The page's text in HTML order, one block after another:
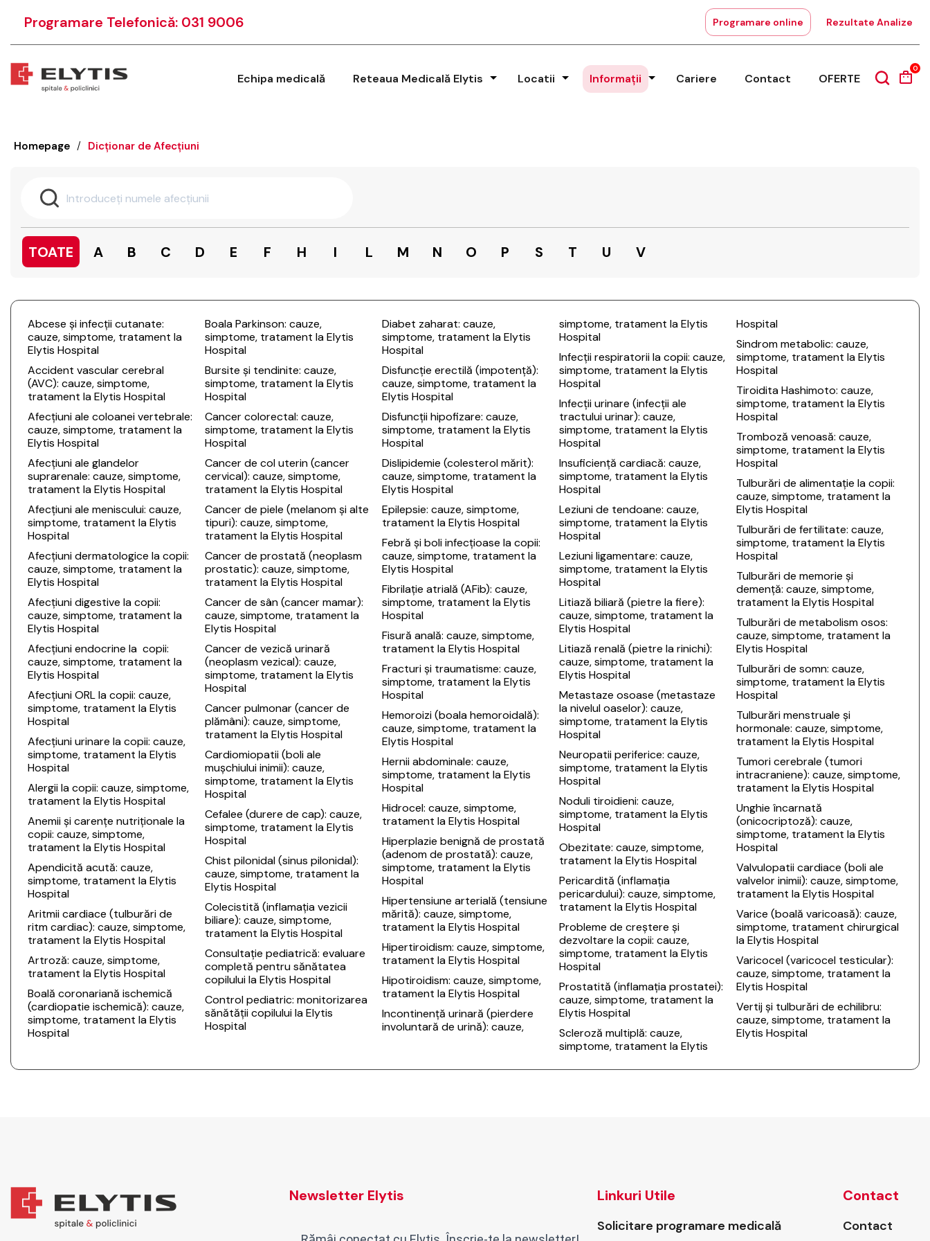
Programare Telefonică: 031 9006 Programare online Rezultate Analize
Echipa medicală Reteaua Medicală Elytis Locatii Informații Cariere Contact OFERTE
0
Homepage / Dicționar de Afecțiuni
TOATE A B C D E F H I L M N O P S T U V
Abcese și infecții cutanate:
cauze, simptome, tratament la
Elytis Hospital
Accident vascular cerebral
(AVC): cauze, simptome,
tratament la Elytis Hospital
Afecțiuni ale coloanei vertebrale:
cauze, simptome, tratament la
Elytis Hospital
Afecțiuni ale glandelor
suprarenale: cauze, simptome,
tratament la Elytis Hospital
Afecțiuni ale meniscului: cauze,
simptome, tratament la Elytis
Hospital
Afecțiuni dermatologice la copii:
cauze, simptome, tratament la
Elytis Hospital
Afecțiuni digestive la copii:
cauze, simptome, tratament la
Elytis Hospital
Afecțiuni endocrine la copii:
cauze, simptome, tratament la
Elytis Hospital
Afecțiuni ORL la copii: cauze,
simptome, tratament la Elytis
Hospital
Afecțiuni urinare la copii: cauze,
simptome, tratament la Elytis
Hospital
Alergii la copii: cauze, simptome,
tratament la Elytis Hospital
Anemii și carențe nutriționale la
copii: cauze, simptome,
tratament la Elytis Hospital
Apendicită acută: cauze,
simptome, tratament la Elytis
Hospital
Aritmii cardiace (tulburări de
ritm cardiac): cauze, simptome,
tratament la Elytis Hospital
Artroză: cauze, simptome,
tratament la Elytis Hospital
Boală coronariană ischemică
(cardiopatie ischemică): cauze,
simptome, tratament la Elytis
Hospital
Boala Parkinson: cauze,
simptome, tratament la Elytis
Hospital
Bursite și tendinite: cauze,
simptome, tratament la Elytis
Hospital
Cancer colorectal: cauze,
simptome, tratament la Elytis
Hospital
Cancer de col uterin (cancer
cervical): cauze, simptome,
tratament la Elytis Hospital
Cancer de piele (melanom și alte
tipuri): cauze, simptome,
tratament la Elytis Hospital
Cancer de prostată (neoplasm
prostatic): cauze, simptome,
tratament la Elytis Hospital
Cancer de sân (cancer mamar):
cauze, simptome, tratament la
Elytis Hospital
Cancer de vezică urinară
(neoplasm vezical): cauze,
simptome, tratament la Elytis
Hospital
Cancer pulmonar (cancer de
plămâni): cauze, simptome,
tratament la Elytis Hospital
Cardiomiopatii (boli ale
mușchiului inimii): cauze,
simptome, tratament la Elytis
Hospital
Cefalee (durere de cap): cauze,
simptome, tratament la Elytis
Hospital
Chist pilonidal (sinus pilonidal):
cauze, simptome, tratament la
Elytis Hospital
Colecistită (inflamația vezicii
biliare): cauze, simptome,
tratament la Elytis Hospital
Consultație pediatrică: evaluare
completă pentru sănătatea
copilului la Elytis Hospital
Control pediatric: monitorizarea
sănătății copilului la Elytis
Hospital
Diabet zaharat: cauze,
simptome, tratament la Elytis
Hospital
Disfuncție erectilă (impotență):
cauze, simptome, tratament la
Elytis Hospital
Disfuncții hipofizare: cauze,
simptome, tratament la Elytis
Hospital
Dislipidemie (colesterol mărit):
cauze, simptome, tratament la
Elytis Hospital
Epilepsie: cauze, simptome,
tratament la Elytis Hospital
Febră și boli infecțioase la copii:
cauze, simptome, tratament la
Elytis Hospital
Fibrilație atrială (AFib): cauze,
simptome, tratament la Elytis
Hospital
Fisură anală: cauze, simptome,
tratament la Elytis Hospital
Fracturi și traumatisme: cauze,
simptome, tratament la Elytis
Hospital
Hemoroizi (boala hemoroidală):
cauze, simptome, tratament la
Elytis Hospital
Hernii abdominale: cauze,
simptome, tratament la Elytis
Hospital
Hidrocel: cauze, simptome,
tratament la Elytis Hospital
Hiperplazie benignă de prostată
(adenom de prostată): cauze,
simptome, tratament la Elytis
Hospital
Hipertensiune arterială (tensiune
mărită): cauze, simptome,
tratament la Elytis Hospital
Hipertiroidism: cauze, simptome,
tratament la Elytis Hospital
Hipotiroidism: cauze, simptome,
tratament la Elytis Hospital
Incontinență urinară (pierdere
involuntară de urină): cauze,
simptome, tratament la Elytis
Hospital
Infecții respiratorii la copii: cauze,
simptome, tratament la Elytis
Hospital
Infecții urinare (infecții ale
tractului urinar): cauze,
simptome, tratament la Elytis
Hospital
Insuficiență cardiacă: cauze,
simptome, tratament la Elytis
Hospital
Leziuni de tendoane: cauze,
simptome, tratament la Elytis
Hospital
Leziuni ligamentare: cauze,
simptome, tratament la Elytis
Hospital
Litiază biliară (pietre la fiere):
cauze, simptome, tratament la
Elytis Hospital
Litiază renală (pietre la rinichi):
cauze, simptome, tratament la
Elytis Hospital
Metastaze osoase (metastaze
la nivelul oaselor): cauze,
simptome, tratament la Elytis
Hospital
Neuropatii periferice: cauze,
simptome, tratament la Elytis
Hospital
Noduli tiroidieni: cauze,
simptome, tratament la Elytis
Hospital
Obezitate: cauze, simptome,
tratament la Elytis Hospital
Pericardită (inflamația
pericardului): cauze, simptome,
tratament la Elytis Hospital
Probleme de creștere și
dezvoltare la copii: cauze,
simptome, tratament la Elytis
Hospital
Prostatită (inflamația prostatei):
cauze, simptome, tratament la
Elytis Hospital
Scleroză multiplă: cauze,
simptome, tratament la Elytis
Hospital
Sindrom metabolic: cauze,
simptome, tratament la Elytis
Hospital
Tiroidita Hashimoto: cauze,
simptome, tratament la Elytis
Hospital
Tromboză venoasă: cauze,
simptome, tratament la Elytis
Hospital
Tulburări de alimentație la copii:
cauze, simptome, tratament la
Elytis Hospital
Tulburări de fertilitate: cauze,
simptome, tratament la Elytis
Hospital
Tulburări de memorie și
demență: cauze, simptome,
tratament la Elytis Hospital
Tulburări de metabolism osos:
cauze, simptome, tratament la
Elytis Hospital
Tulburări de somn: cauze,
simptome, tratament la Elytis
Hospital
Tulburări menstruale și
hormonale: cauze, simptome,
tratament la Elytis Hospital
Tumori cerebrale (tumori
intracraniene): cauze, simptome,
tratament la Elytis Hospital
Unghie încarnată
(onicocriptoză): cauze,
simptome, tratament la Elytis
Hospital
Valvulopatii cardiace (boli ale
valvelor inimii): cauze, simptome,
tratament la Elytis Hospital
Varice (boală varicoasă): cauze,
simptome, tratament chirurgical
la Elytis Hospital
Varicocel (varicocel testicular):
cauze, simptome, tratament la
Elytis Hospital
Vertij și tulburări de echilibru:
cauze, simptome, tratament la
Elytis Hospital
Newsletter Elytis Linkuri Utile
Solicitare programare medicală
Contact
Contact